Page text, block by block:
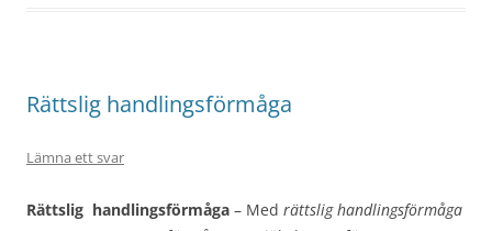
Rättslig handlingsförmåga
Lämna ett svar
Rättslig handlingsförmåga – Med rättslig handlingsförmåga